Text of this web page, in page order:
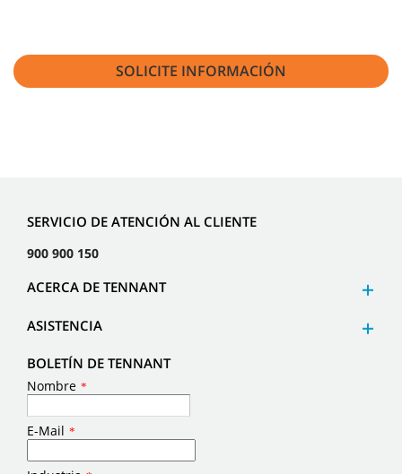
SOLICITE INFORMACIÓN
SERVICIO DE ATENCIÓN AL CLIENTE
900 900 150
ACERCA DE TENNANT
ASISTENCIA
BOLETÍN DE TENNANT